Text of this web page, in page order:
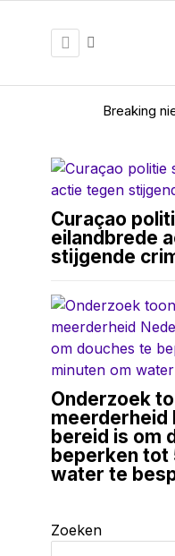
Breaking
Curaçao
eilandbrede
stijgende
Onderzoek
meerderheid
bereid is om
beperken tot
water te
Zoeken